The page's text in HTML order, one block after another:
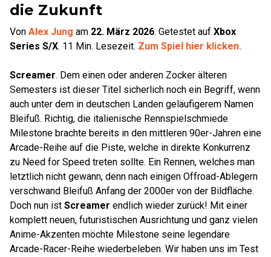
die Zukunft
Von Alex Jung am 22. März 2026. Getestet auf Xbox
Series S/X. 11 Min. Lesezeit. Zum Spiel hier klicken.
Screamer. Dem einen oder anderen Zocker älteren
Semesters ist dieser Titel sicherlich noch ein Begriff, wenn
auch unter dem in deutschen Landen geläufigerem Namen
Bleifuß. Richtig, die italienische Rennspielschmiede
Milestone brachte bereits in den mittleren 90er-Jahren eine
Arcade-Reihe auf die Piste, welche in direkte Konkurrenz
zu Need for Speed treten sollte. Ein Rennen, welches man
letztlich nicht gewann, denn nach einigen Offroad-Ablegern
verschwand Bleifuß Anfang der 2000er von der Bildfläche.
Doch nun ist Screamer endlich wieder zurück! Mit einer
komplett neuen, futuristischen Ausrichtung und ganz vielen
Anime-Akzenten möchte Milestone seine legendäre
Arcade-Racer-Reihe wiederbeleben. Wir haben uns im Test